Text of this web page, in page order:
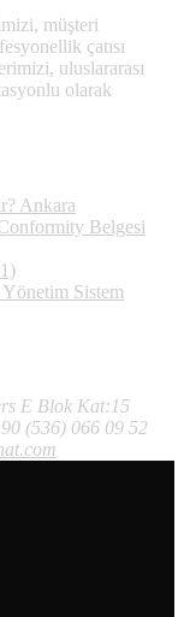
müşteri
çatısı
uluslararası
olarak
Ankara
Belgesi
Sistem
E Blok Kat:15
(536) 066 09 52